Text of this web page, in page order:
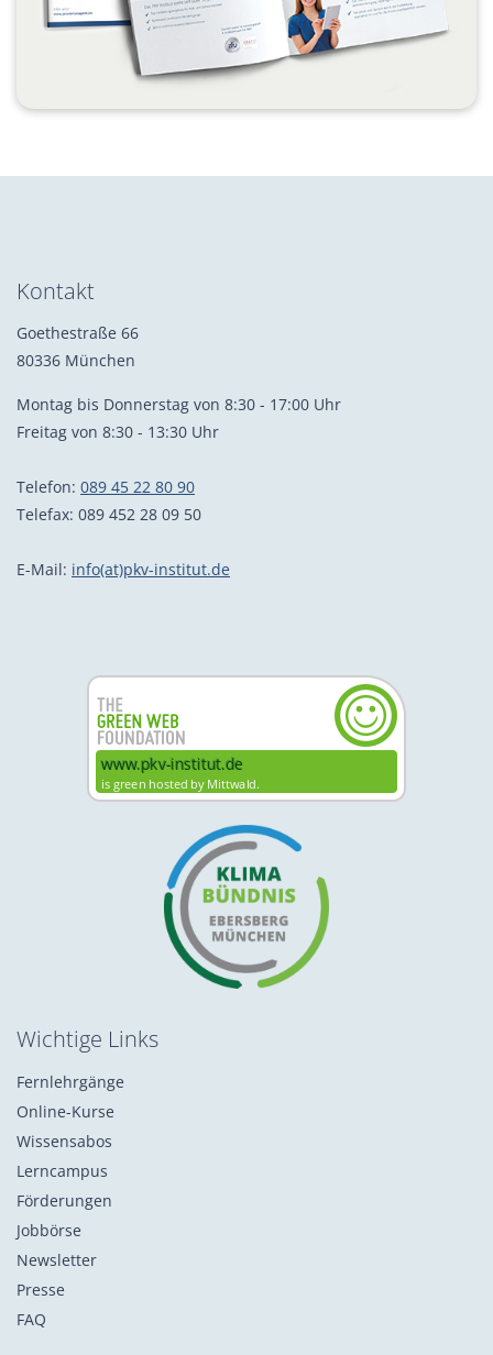
Kontakt
Goethestraße 66
80336 München
Montag bis Donnerstag von 8:30 - 17:00 Uhr
Freitag von 8:30 - 13:30 Uhr
Telefon: 089 45 22 80 90
Telefax: 089 452 28 09 50
E-Mail: info(at)pkv-institut.de
Wichtige Links
Fernlehrgänge
Online-Kurse
Wissensabos
Lerncampus
Förderungen
Jobbörse
Newsletter
Presse
FAQ